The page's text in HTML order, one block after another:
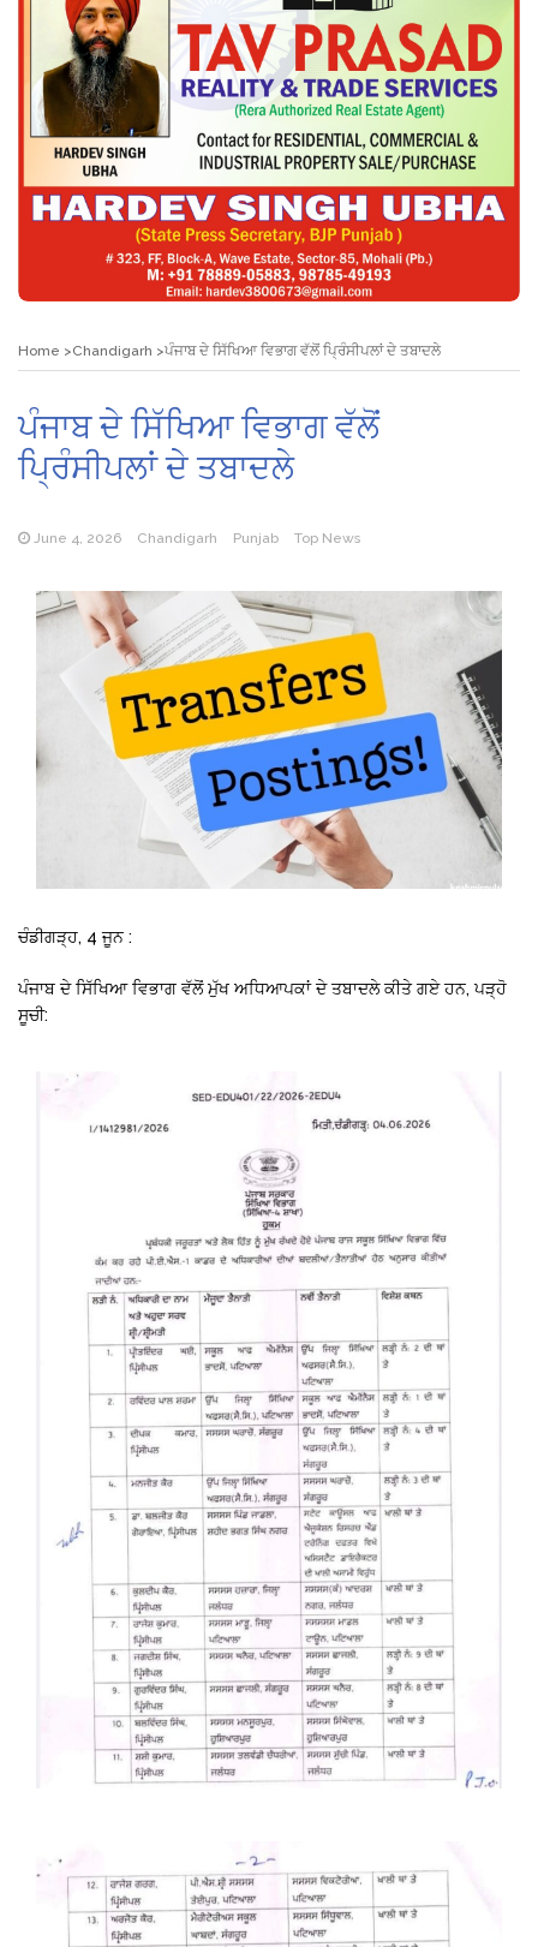
Home Chandigarh ਪੰਜਾਬ ਦੇ ਸਿੱਖਿਆ ਵਿਭਾਗ ਵੱਲੋਂ ਪ੍ਰਿੰਸੀਪਲਾਂ ਦੇ ਤਬਾਦਲੇ
ਪੰਜਾਬ ਦੇ ਸਿੱਖਿਆ ਵਿਭਾਗ ਵੱਲੋਂ
ਪ੍ਰਿੰਸੀਪਲਾਂ ਦੇ ਤਬਾਦਲੇ
June 4, 2026 Chandigarh Punjab Top News
ਚੰਡੀਗੜ੍ਹ, 4 ਜੂਨ :
ਪੰਜਾਬ ਦੇ ਸਿੱਖਿਆ ਵਿਭਾਗ ਵੱਲੋਂ ਮੁੱਖ ਅਧਿਆਪਕਾਂ ਦੇ ਤਬਾਦਲੇ ਕੀਤੇ ਗਏ ਹਨ, ਪੜ੍ਹੋ
ਸੂਚੀ: